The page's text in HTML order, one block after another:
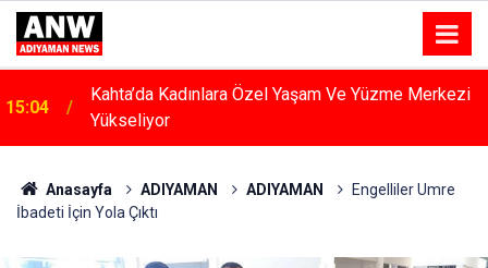
15:04
Kahta’da Kadınlara Özel Yaşam Ve Yüzme Merkezi
Yükseliyor
Anasayfa ADIYAMAN ADIYAMAN
Engelliler Umre
İbadeti İçin Yola Çıktı